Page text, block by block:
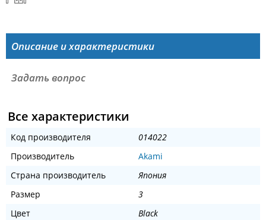
Описание и характеристики
Задать вопрос
Все характеристики
Код производителя
014022
Производитель
Akami
Страна производитель
Япония
Размер
3
Цвет
Black